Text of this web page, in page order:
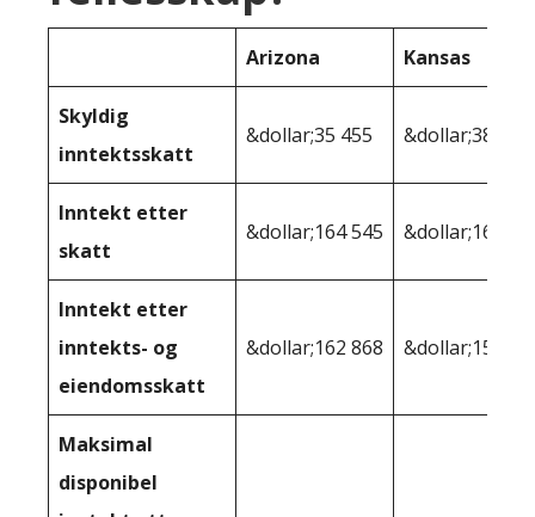
Arizona Kansas
Skyldig
inntektsskatt
&dollar;35 455 &dollar;38 378
Inntekt etter
skatt
&dollar;164 545 &dollar;161
Inntekt etter
inntekts- og
eiendomsskatt
&dollar;162 868
Maksimal
disponibel